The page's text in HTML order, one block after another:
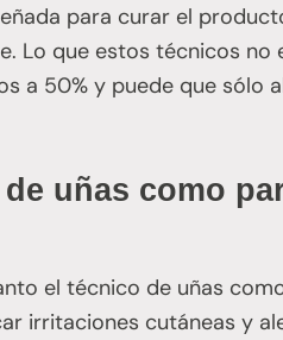
para curar el
Lo que estos técnicos no
a 50% y puede que sólo
uñas como
el técnico de uñas
irritaciones cutáneas y